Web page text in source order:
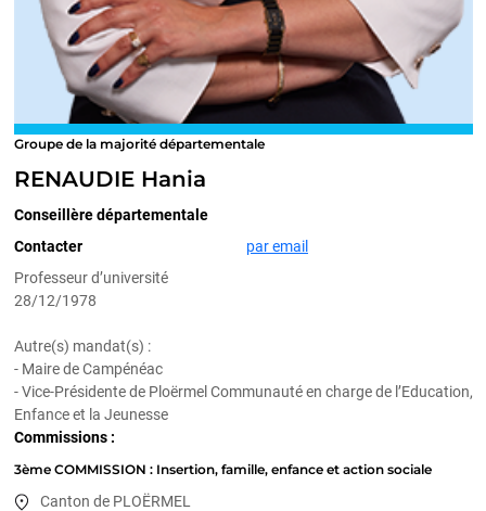
Groupe de la majorité départementale
RENAUDIE Hania
Conseillère départementale
Contacter
par email
Professeur d’université
28/12/1978
Autre(s) mandat(s) :
- Maire de Campénéac
- Vice-Présidente de Ploërmel Communauté en charge de l’Education,
Enfance et la Jeunesse
Commissions :
3ème COMMISSION : Insertion, famille, enfance et action sociale
Canton de PLOËRMEL